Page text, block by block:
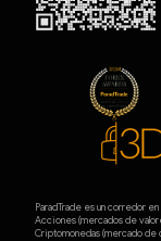
ParadTrade es un corredor
Acciones (mercados de
Criptomonedas (mercado de